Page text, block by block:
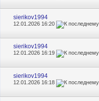
sierikov1994
12.01.2026 16:20
sierikov1994
12.01.2026 16:19
sierikov1994
12.01.2026 16:18